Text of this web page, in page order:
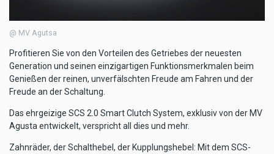
@ MV Agutsa
Profitieren Sie von den Vorteilen des Getriebes der neuesten
Generation und seinen einzigartigen Funktionsmerkmalen beim
Genießen der reinen, unverfälschten Freude am Fahren und der
Freude an der Schaltung.
Das ehrgeizige SCS 2.0 Smart Clutch System, exklusiv von der MV
Agusta entwickelt, verspricht all dies und mehr.
Zahnräder, der Schalthebel, der Kupplungshebel: Mit dem SCS-